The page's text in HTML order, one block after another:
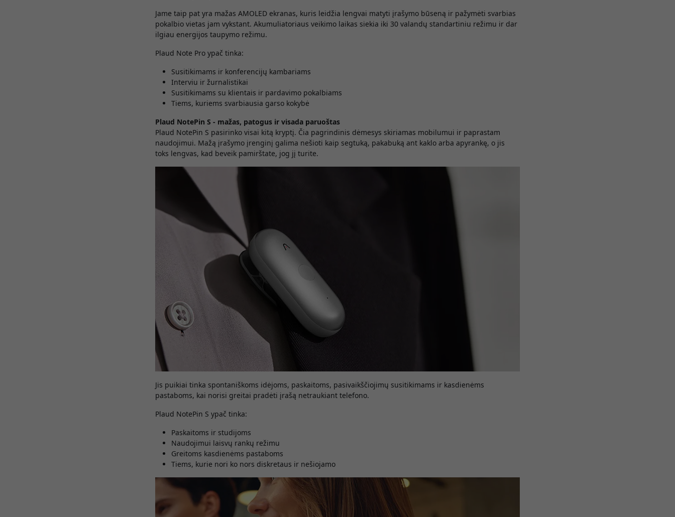
Jame taip pat yra mažas AMOLED ekranas, kuris leidžia lengvai matyti įrašymo būseną ir pažymėti svarbias
pokalbio vietas jam vykstant. Akumuliatoriaus veikimo laikas siekia iki 30 valandų standartiniu režimu ir dar
ilgiau energijos taupymo režimu.
Plaud Note Pro ypač tinka:
Susitikimams ir konferencijų kambariams
Interviu ir žurnalistikai
Susitikimams su klientais ir pardavimo pokalbiams
Tiems, kuriems svarbiausia garso kokybė
Plaud NotePin S - mažas, patogus ir visada paruoštas
Plaud NotePin S pasirinko visai kitą kryptį. Čia pagrindinis dėmesys skiriamas mobilumui ir paprastam
naudojimui. Mažą įrašymo įrenginį galima nešioti kaip segtuką, pakabuką ant kaklo arba apyrankę, o jis
toks lengvas, kad beveik pamirštate, jog jį turite.
Jis puikiai tinka spontaniškoms idėjoms, paskaitoms, pasivaikščiojimų susitikimams ir kasdienėms
pastaboms, kai norisi greitai pradėti įrašą netraukiant telefono.
Plaud NotePin S ypač tinka:
Paskaitoms ir studijoms
Naudojimui laisvų rankų režimu
Greitoms kasdienėms pastaboms
Tiems, kurie nori ko nors diskretaus ir nešiojamo